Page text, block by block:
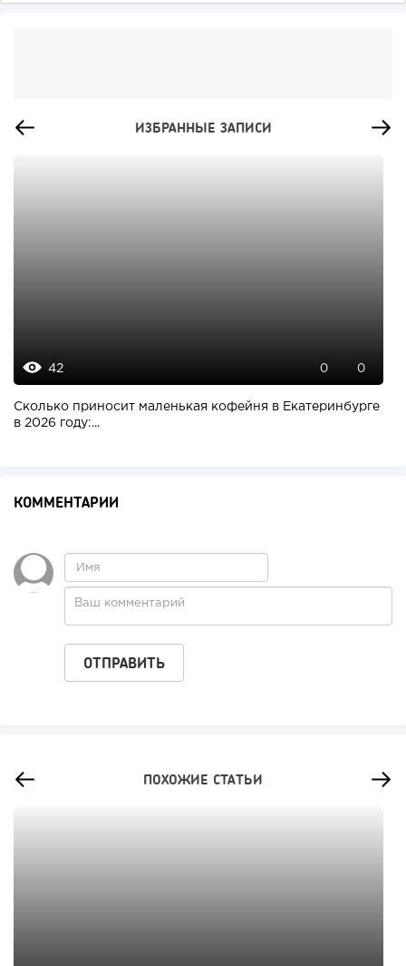
ИЗБРАННЫЕ ЗАПИСИ
42 0 0
Сколько приносит маленькая кофейня в Екатеринбурге
в 2026 году:...
КОММЕНТАРИИ
ПОХОЖИЕ СТАТЬИ